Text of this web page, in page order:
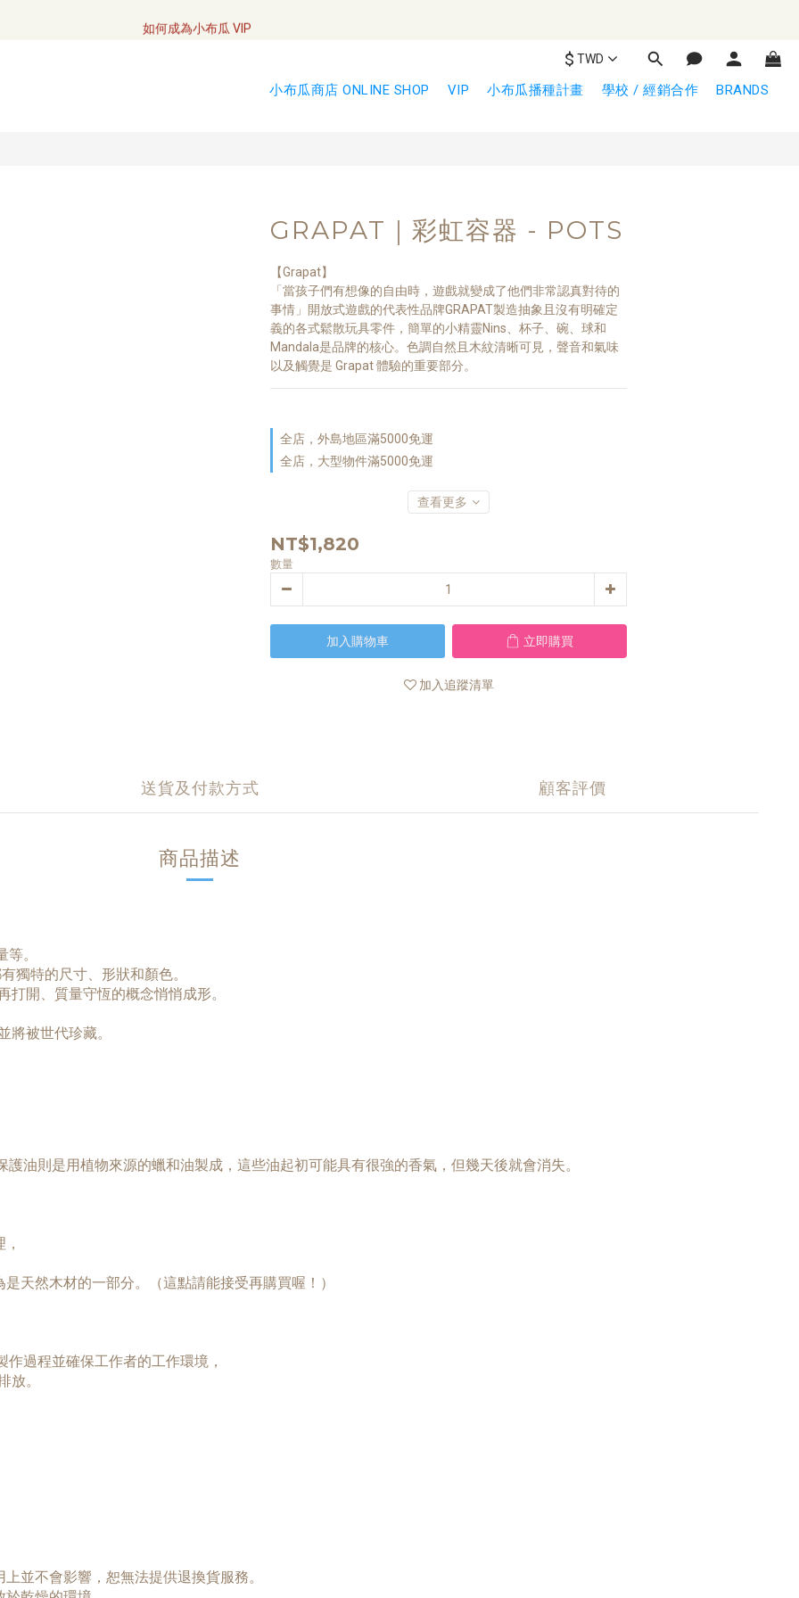
全網訂單將於7/4 開始配送
如何成為小布瓜 VIP
$ TWD
小布瓜商店 ONLINE SHOP VIP 小布瓜播種計畫 學校 / 經銷合作 BRANDS
GRAPAT｜彩虹容器 - POTS
【Grapat】
「當孩子們有想像的自由時，遊戲就變成了他們非常認真對待的
事情」開放式遊戲的代表性品牌GRAPAT製造抽象且沒有明確定
義的各式鬆散玩具零件，簡單的小精靈Nins、杯子、碗、球和
Mandala是品牌的核心。色調自然且木紋清晰可見，聲音和氣味
以及觸覺是 Grapat 體驗的重要部分。
全店，外島地區滿5000免運
全店，大型物件滿5000免運
查看更多
NT$1,820
數量
加入購物車 立即購買
加入追蹤清單
送貨及付款方式 顧客評價
商品描述
。
獨特的尺寸、形狀和顏色。
開、質量守恆的概念悄悄成形。
被世代珍藏。
油則是用植物來源的蠟和油製成，這些油起初可能具有很強的香氣，但幾天後就會消失。
天然木材的一部分。（這點請能接受再購買喔！）
過程並確保工作者的工作環境，
放。
並不會影響，恕無法提供退換貨服務。
立即購買